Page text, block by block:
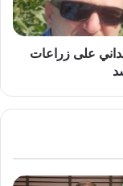
على زراعات